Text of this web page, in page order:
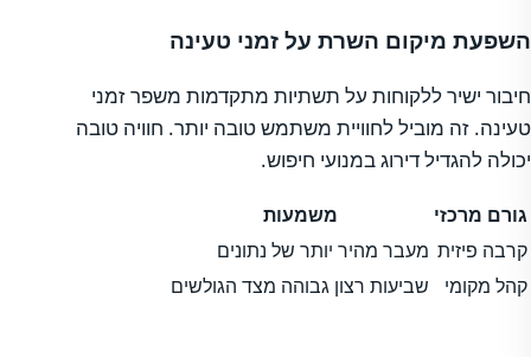
השפעת מיקום השרת על זמני טעינה
חיבור ישיר ללקוחות על תשתיות מתקדמות משפר זמני
טעינה. זה מוביל לחוויית משתמש טובה יותר. חוויה טובה
יכולה להגדיל דירוג במנועי חיפוש.
גורם מרכזי
משמעות
קרבה פיזית מעבר מהיר יותר של נתונים
קהל מקומי
שביעות רצון גבוהה מצד הגולשים